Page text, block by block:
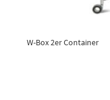
W-Box 2er Container